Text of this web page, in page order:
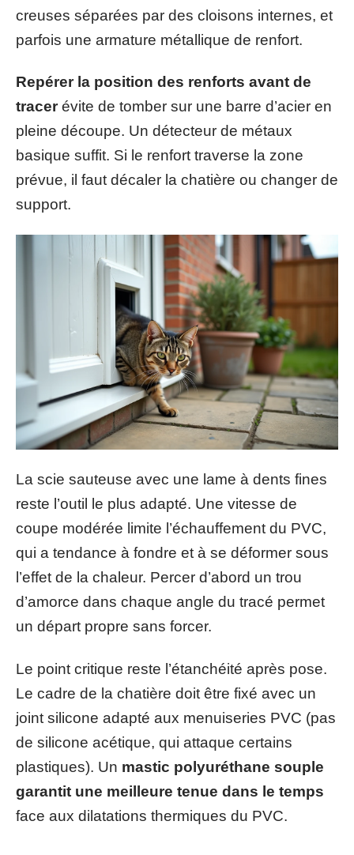
creuses séparées par des cloisons internes, et
parfois une armature métallique de renfort.
Repérer la position des renforts avant de
tracerévite de tomber sur une barre d’acier en
pleine découpe. Un détecteur de métaux
basique suffit. Si le renfort traverse la zone
prévue, il faut décaler la chatière ou changer de
support.
La scie sauteuse avec une lame à dents fines
reste l’outil le plus adapté. Une vitesse de
coupe modérée limite l’échauffement du PVC,
qui a tendance à fondre et à se déformer sous
l’effet de la chaleur. Percer d’abord un trou
d’amorce dans chaque angle du tracé permet
un départ propre sans forcer.
Le point critique reste l’étanchéité après pose.
Le cadre de la chatière doit être fixé avec un
joint silicone adapté aux menuiseries PVC (pas
de silicone acétique, qui attaque certains
plastiques). Un mastic polyuréthane souple
garantit une meilleure tenue dans le temps
face aux dilatations thermiques du PVC.